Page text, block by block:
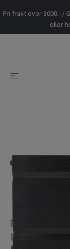
Fri frakt över 3000:- /
eller